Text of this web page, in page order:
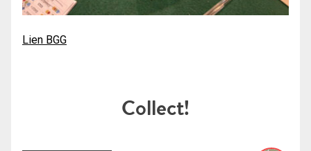
Lien BGG
Collect!